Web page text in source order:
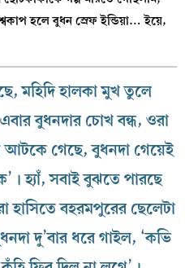
হলে বুধন স্রেফ ইন্ডিয়া… ইয়ে,
মহিদি হালকা মুখ তুলে
বুধনদার চোখ বন্ধ, ওরা
গেছে, বুধনদা গেয়েই
হ্যাঁ, সবাই বুঝতে পারছে
হাসিতে বহরমপুরের ছেলেটা
দু’বার ধরে গাইল, ‘কভি